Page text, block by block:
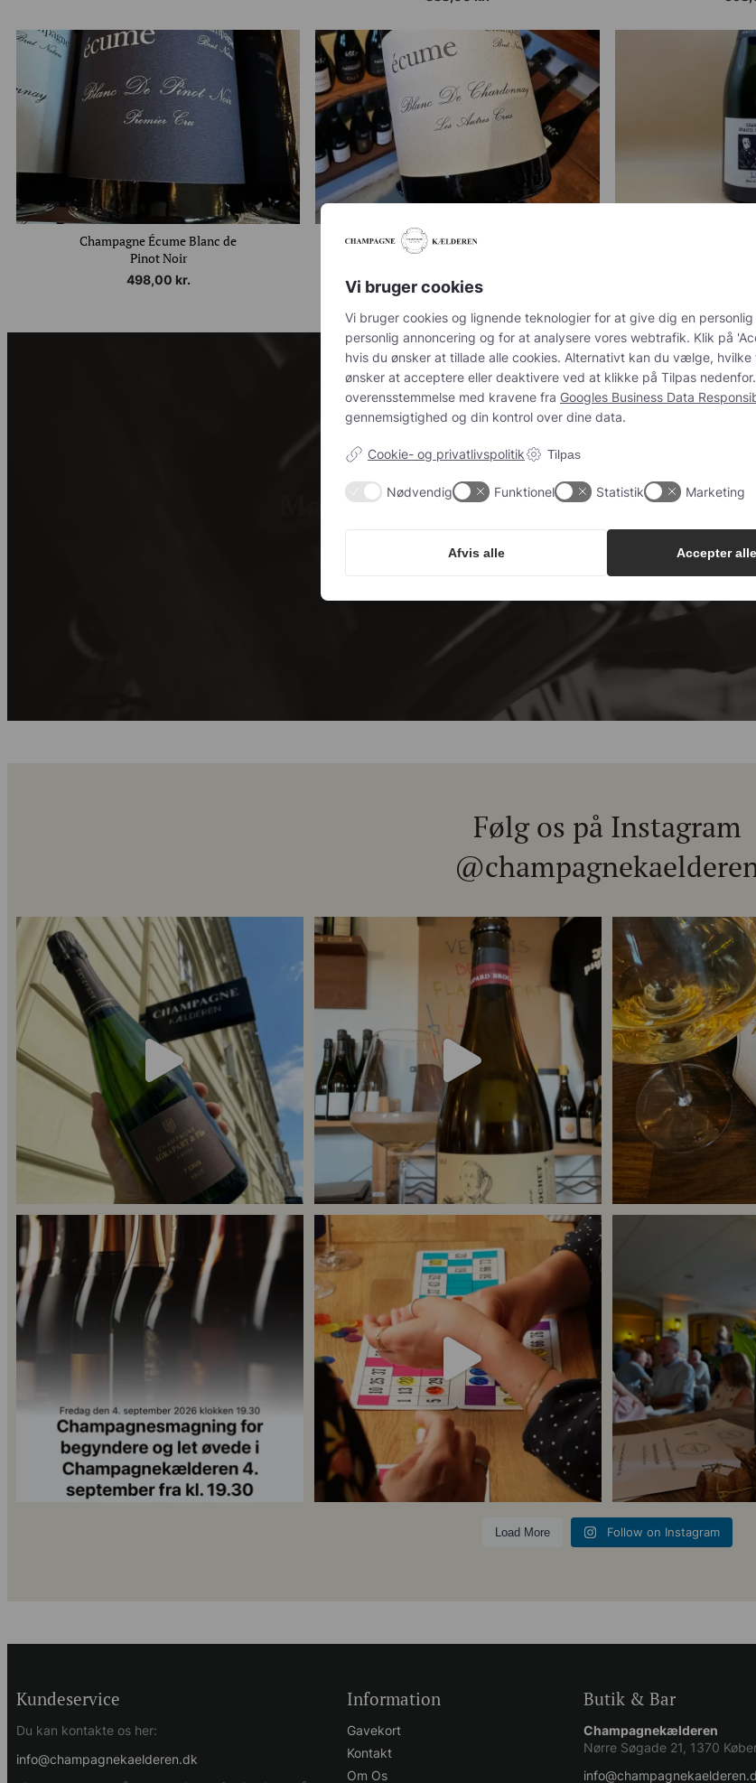
Champagne Écume Blanc de
Pinot Noir
498,00 kr.
Champagne Écume Blanc de
498,00
Modtag champagnenyheder, tips
Følg os på Instagram
Kun 8 billetter tilbage til vores fredagssmagning
56 2
Mød Gaspard Brochet 333.F Brut Nature: den du skal
1
Christian
24
Er du helt ny indenfor champagne, og gerne vil...
14
Kan man få for meget champagne? Nææææ… Kan man
5
Tusind tak til
Load More Follow on Instagram
Kundeservice
Du kan kontakte os her:
info@champagnekaelderen.dk
Information
Gavekort
Kontakt
Om Os
Butik & Bar
Champagnekælderen
Nørre Søgade 21, 1370
Vi bruger cookies
Vi bruger cookies og lignende teknologier for at give dig en personlig
personlig annoncering og for at analysere vores webtrafik. Klik på
hvis du ønsker at tillade alle cookies. Alternativt kan du vælge,
ønsker at acceptere eller deaktivere ved at klikke på Tilpas
overensstemmelse med kravene fra Googles Business Data
gennemsigtighed og din kontrol over dine data.
Cookie- og privatlivspolitik Tilpas
Nødvendig Funktionel Statistik Marketing
Afvis alle Accepter